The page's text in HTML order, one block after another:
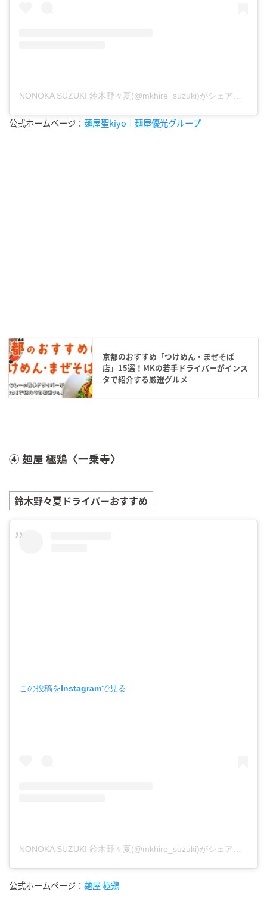
公式ホームページ： 麺屋聖kiyo｜麺屋優光グループ
京都のおすすめ「つけめん・まぜそば
店」15選！MKの若手ドライバーがインス
タで紹介する厳選グルメ
④ 麺屋 極鶏〈一乗寺〉
鈴木野々夏 ドライバーおすすめ
この投稿をInstagramで見る
公式ホームページ： 麺屋 極鶏